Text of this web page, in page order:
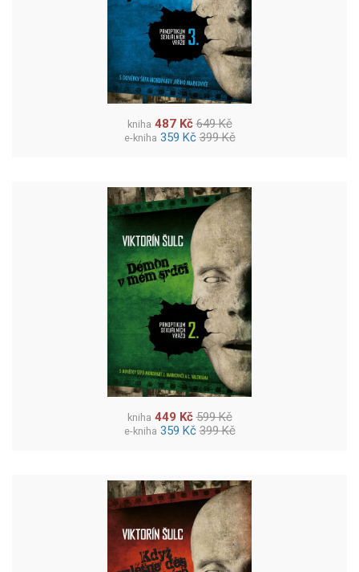
kniha 487 Kč 649 Kč
e-kniha 359 Kč 399 Kč
kniha 449 Kč 599 Kč
e-kniha 359 Kč 399 Kč